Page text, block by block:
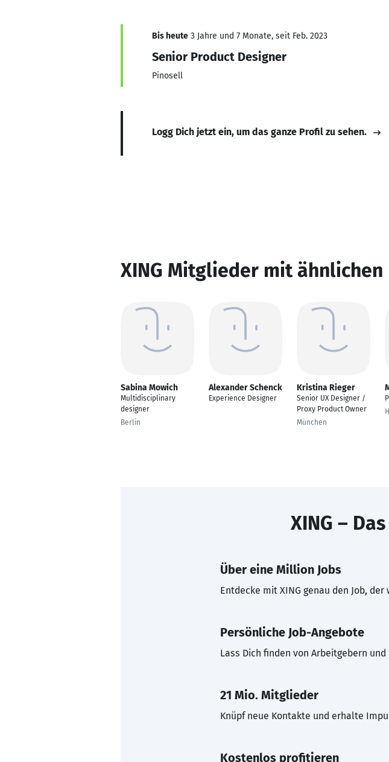
Bis heute 3 Jahre und 7 Monate, seit Feb. 2023
Senior Product Designer
Pinosell
Logg Dich jetzt ein, um das ganze Profil zu sehen.
XING Mitglieder mit
Sabina Mowich
Multidisciplinary
designer
Berlin
Alexander Schenck
Experience Designer
Kristina Rieger
Senior UX Designer /
Proxy Product Owner
München
XING –
Über eine Million Jobs
Entdecke mit XING genau den Job,
Persönliche Job-Angebote
Lass Dich finden von Arbeitgebern
21 Mio. Mitglieder
Knüpf neue Kontakte und erhalte
Kostenlos profitieren